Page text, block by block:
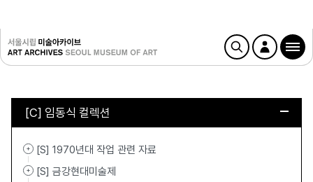
[C] 임동식 컬렉션
[S] 1970년대 작업 관련 자료
[S] 금강현대미술제